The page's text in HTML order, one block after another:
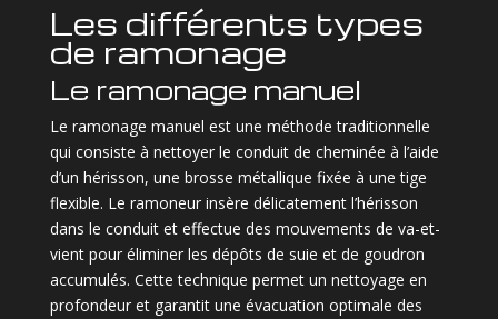
Les différents types
de ramonage
Le ramonage manuel
Le ramonage manuel est une méthode traditionnelle
qui consiste à nettoyer le conduit de cheminée à l’aide
d’un hérisson, une brosse métallique fixée à une tige
flexible. Le ramoneur insère délicatement l’hérisson
dans le conduit et effectue des mouvements de va-et-
vient pour éliminer les dépôts de suie et de goudron
accumulés. Cette technique permet un nettoyage en
profondeur et garantit une évacuation optimale des